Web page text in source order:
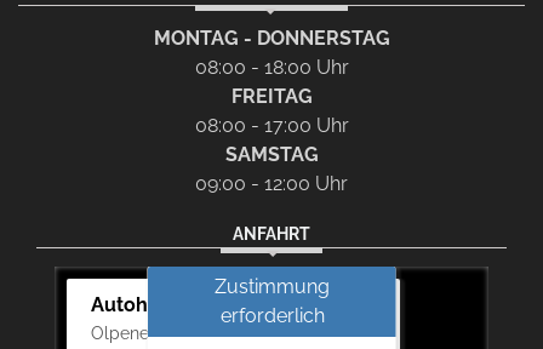
MONTAG - DONNERSTAG
08:00 - 18:00 Uhr
FREITAG
08:00 - 17:00 Uhr
SAMSTAG
09:00 - 12:00 Uhr
ANFAHRT
Autohaus Bernd Lurz KG
Olpener Str. 31, 51766 Engelskirchen
Zustimmung
erforderlich